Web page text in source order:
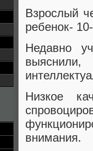
Взрослый
ребенок-
Недавно
Низкое
внимания.